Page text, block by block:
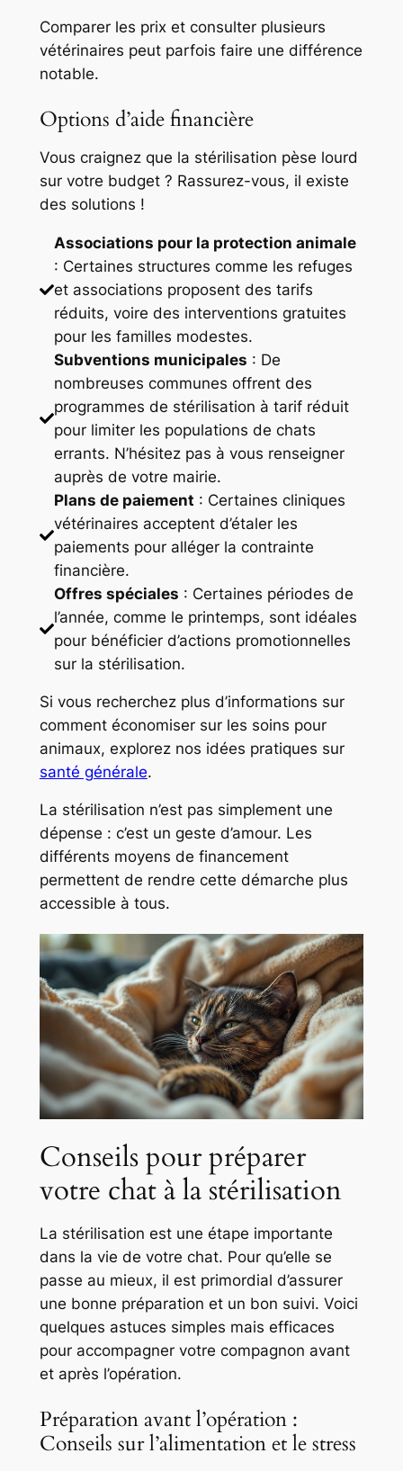
Comparer les prix et consulter plusieurs
vétérinaires peut parfois faire une différence
notable.
Options d’aide financière
Vous craignez que la stérilisation pèse lourd
sur votre budget ? Rassurez-vous, il existe
des solutions !
Associations pour la protection animale
: Certaines structures comme les refuges
et associations proposent des tarifs
réduits, voire des interventions gratuites
pour les familles modestes.
Subventions municipales : De
nombreuses communes offrent des
programmes de stérilisation à tarif réduit
pour limiter les populations de chats
errants. N’hésitez pas à vous renseigner
auprès de votre mairie.
Plans de paiement : Certaines cliniques
vétérinaires acceptent d’étaler les
paiements pour alléger la contrainte
financière.
Offres spéciales : Certaines périodes de
l’année, comme le printemps, sont idéales
pour bénéficier d’actions promotionnelles
sur la stérilisation.
Si vous recherchez plus d’informations sur
comment économiser sur les soins pour
animaux, explorez nos idées pratiques sur
santé générale.
La stérilisation n’est pas simplement une
dépense : c’est un geste d’amour. Les
différents moyens de financement
permettent de rendre cette démarche plus
accessible à tous.
Conseils pour préparer
votre chat à la stérilisation
La stérilisation est une étape importante
dans la vie de votre chat. Pour qu’elle se
passe au mieux, il est primordial d’assurer
une bonne préparation et un bon suivi. Voici
quelques astuces simples mais efficaces
pour accompagner votre compagnon avant
et après l’opération.
Préparation avant l’opération :
Conseils sur l’alimentation et le stress